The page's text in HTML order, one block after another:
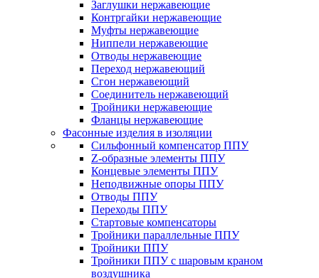
Заглушки нержавеющие
Контргайки нержавеющие
Муфты нержавеющие
Ниппели нержавеющие
Отводы нержавеющие
Переход нержавеющий
Сгон нержавеющий
Соединитель нержавеющий
Тройники нержавеющие
Фланцы нержавеющие
Фасонные изделия в изоляции
Cильфонный компенсатор ППУ
Z-образные элементы ППУ
Концевые элементы ППУ
Неподвижные опоры ППУ
Отводы ППУ
Переходы ППУ
Стартовые компенсаторы
Тройники параллельные ППУ
Тройники ППУ
Тройники ППУ с шаровым краном
воздушника